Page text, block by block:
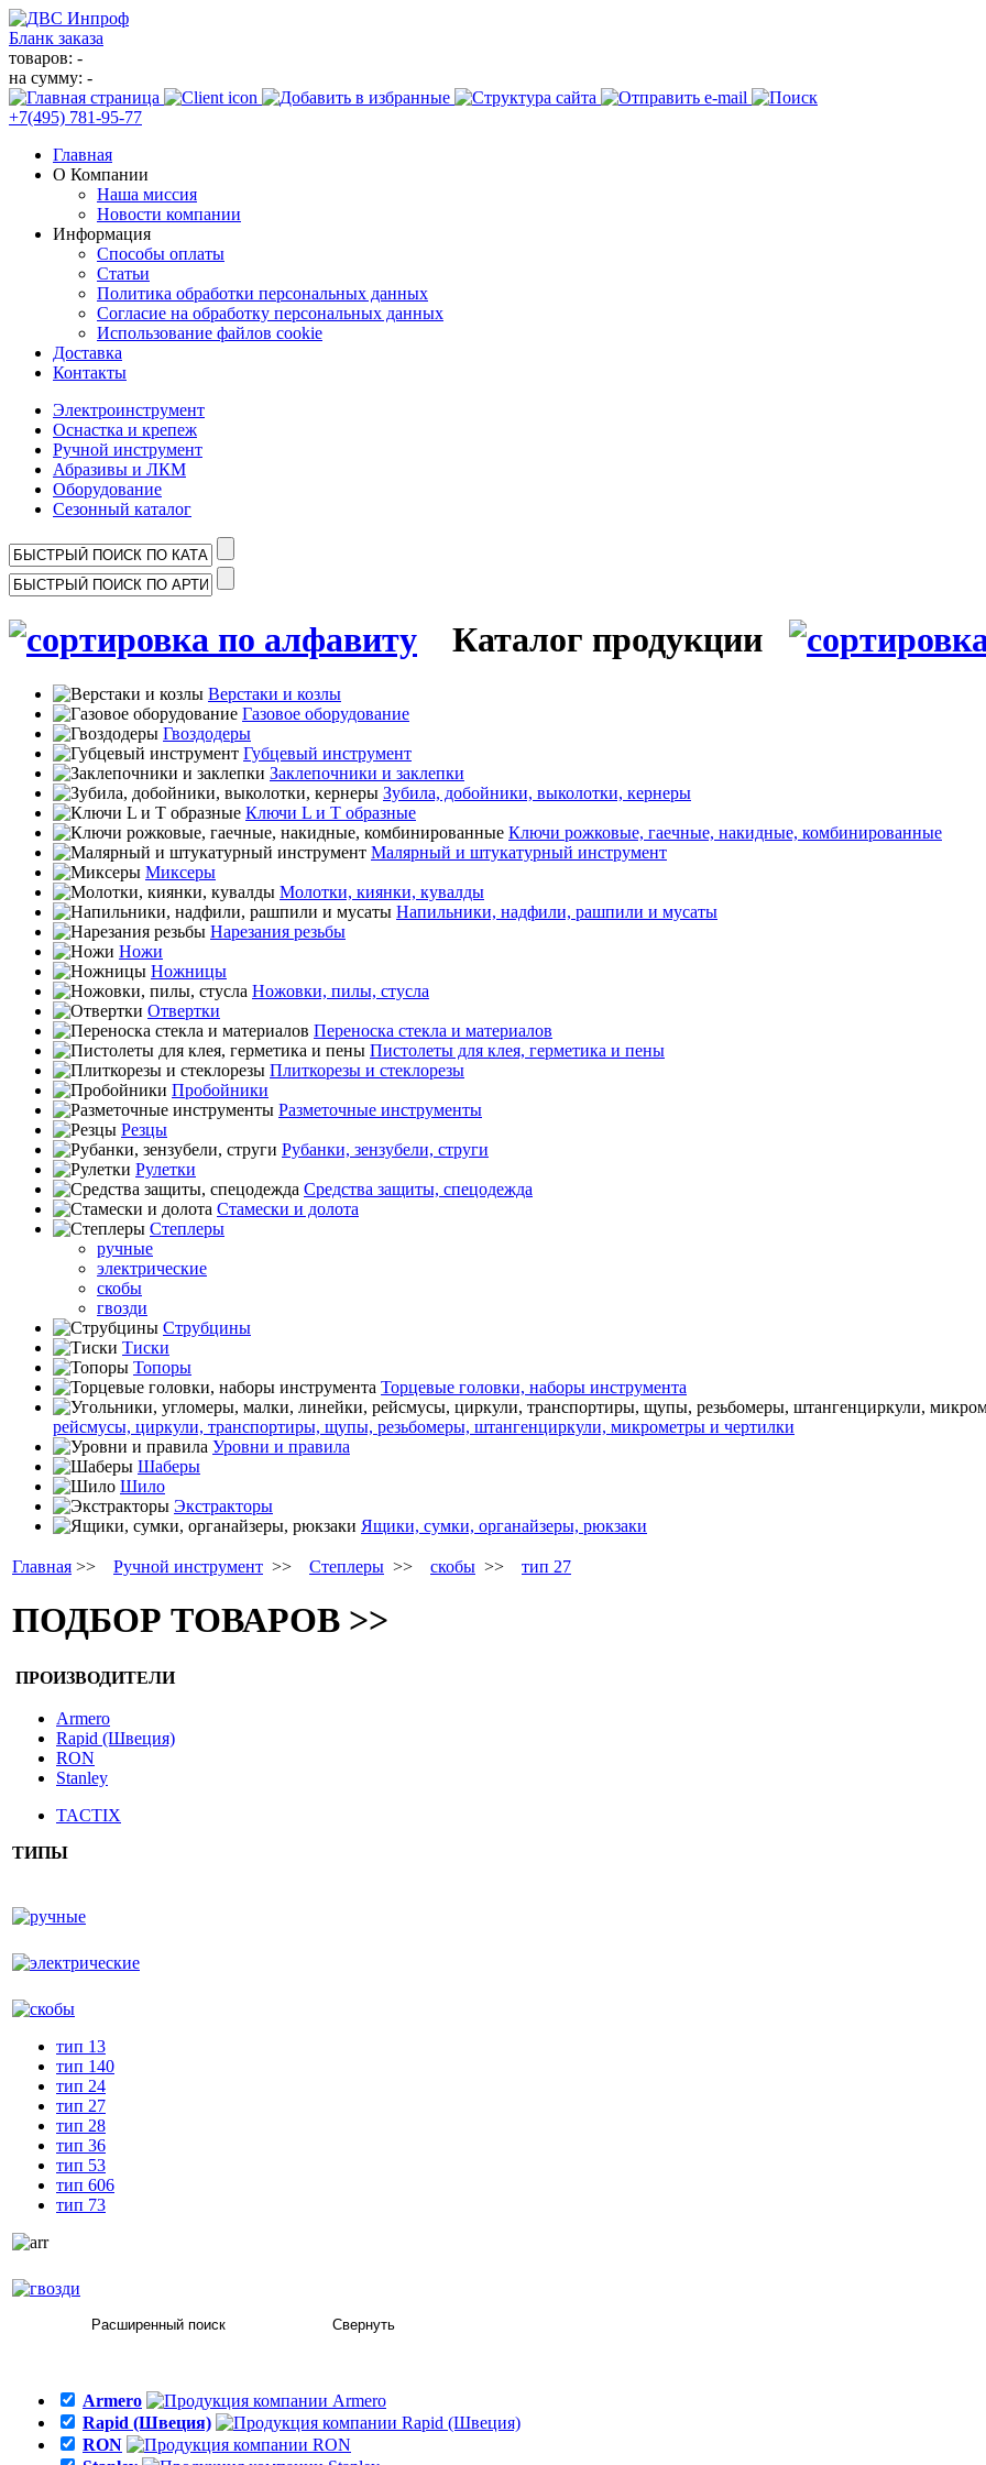
Бланк заказа
товаров: -
на сумму: -
+7(495) 781-95-77
Главная
О Компании
Наша миссия
Новости компании
Информация
Способы оплаты
Статьи
Политика обработки персональных данных
Согласие на обработку персональных данных
Использование файлов cookie
Доставка
Контакты
Электроинструмент
Оснастка и крепеж
Ручной инструмент
Абразивы и ЛКМ
Оборудование
Сезонный каталог
Каталог продукции
Верстаки и козлы
Газовое оборудование
Гвоздодеры
Губцевый инструмент
Заклепочники и заклепки
Зубила, добойники, выколотки, кернеры
Ключи L и T образные
Ключи рожковые, гаечные, накидные, комбинированные
Малярный и штукатурный инструмент
Миксеры
Молотки, киянки, кувалды
Напильники, надфили, рашпили и мусаты
Нарезания резьбы
Ножи
Ножницы
Ножовки, пилы, стусла
Отвертки
Переноска стекла и материалов
Пистолеты для клея, герметика и пены
Плиткорезы и стеклорезы
Пробойники
Разметочные инструменты
Резцы
Рубанки, зензубели, струги
Рулетки
Средства защиты, спецодежда
Стамески и долота
Степлеры
ручные
электрические
скобы
гвозди
Струбцины
Тиски
Топоры
Торцевые головки, наборы инструмента
рейсмусы, циркули, транспортиры, щупы, резьбомеры, штангенциркули, микрометры и чертилки
Уровни и правила
Шаберы
Шило
Экстракторы
Ящики, сумки, органайзеры, рюкзаки
Главная >> Ручной инструмент >> Степлеры >> скобы >> тип 27
ПОДБОР ТОВАРОВ >>
ПРОИЗВОДИТЕЛИ
Armero
Rapid (Швеция)
RON
Stanley
TACTIX
ТИПЫ
тип 13
тип 140
тип 24
тип 27
тип 28
тип 36
тип 53
тип 606
тип 73
Armero
Rapid (Швеция)
RON